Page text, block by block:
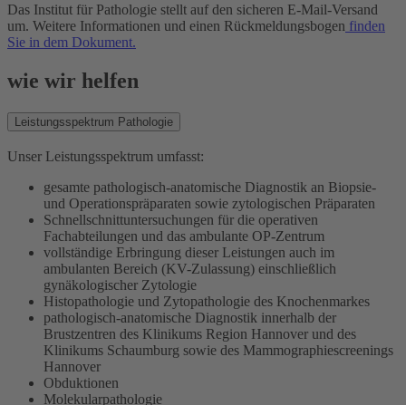
Das Institut für Pathologie stellt auf den sicheren E-Mail-Versand
um. Weitere Informationen und einen Rückmeldungsbogen finden
Sie in dem Dokument.
wie wir helfen
Leistungsspektrum Pathologie
​Unser Leistungsspektrum umfasst:
gesamte pathologisch-anatomische Diagnostik an Biopsie-
und Operationspräparaten sowie zytologischen Präparaten
Schnellschnittuntersuchungen für die operativen
Fachabteilungen und das ambulante OP-Zentrum
vollständige Erbringung dieser Leistungen auch im
ambulanten Bereich (KV-Zulassung) einschließlich
gynäkologischer Zytologie
Histopathologie und Zytopathologie des Knochenmarkes
pathologisch-anatomische Diagnostik innerhalb der
Brustzentren des Klinikums Region Hannover und des
Klinikums Schaumburg sowie des Mammographiescreenings
Hannover
Obduktionen
Molekularpathologie